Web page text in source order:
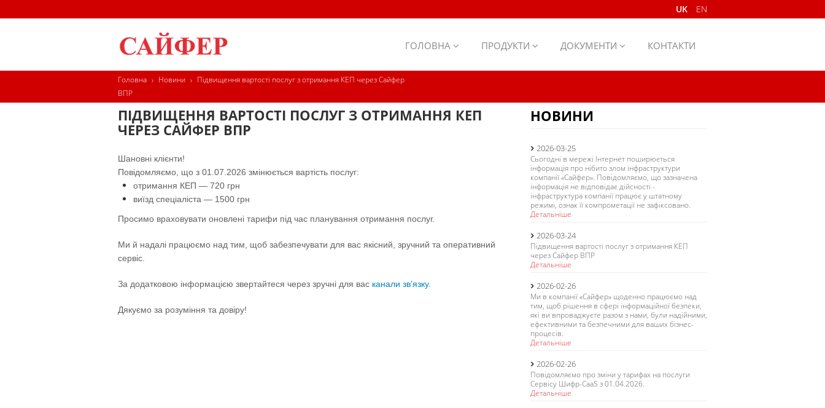
UK EN
ГОЛОВНА ПРОДУКТИ ДОКУМЕНТИ КОНТАКТИ
Головна › Новини › Підвищення вартості послуг з отримання КЕП через Сайфер
ВПР
ПІДВИЩЕННЯ ВАРТОСТІ ПОСЛУГ З ОТРИМАННЯ КЕП
ЧЕРЕЗ САЙФЕР ВПР
Шановні клієнти!
Повідомляємо, що з 01.07.2026 змінюється вартість послуг:
отримання КЕП — 720 грн
виїзд спеціаліста — 1500 грн
Просимо враховувати оновлені тарифи під час планування отримання послуг.
Ми й надалі працюємо над тим, щоб забезпечувати для вас якісний, зручний та оперативний
сервіс.
За додатковою інформацією звертайтеся через зручні для вас канали зв’язку.
Дякуємо за розуміння та довіру!
НОВИНИ
2026-03-25
Сьогодні в мережі Інтернет поширюється
інформація про нібито злом інфраструктури
компанії «Сайфер». Повідомляємо, що зазначена
інформація не відповідає дійсності -
інфраструктура компанії працює у штатному
режимі, ознак її компрометації не зафіксовано.
Детальніше
2026-03-24
Підвищення вартості послуг з отримання КЕП
через Сайфер ВПР
Детальніше
2026-02-26
Ми в компанії «Сайфер» щоденно працюємо над
тим, щоб рішення в сфері інформаційної безпеки,
які ви впроваджуєте разом з нами, були надійними,
ефективними та безпечними для ваших бізнес-
процесів.
Детальніше
2026-02-26
Повідомляємо про зміни у тарифах на послуги
Сервісу Шифр-CaaS з 01.04.2026.
Детальніше